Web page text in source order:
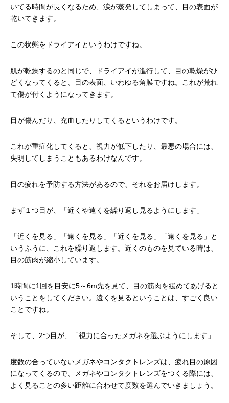
いてる時間が長くなるため、涙が蒸発してしまって、目の表面が
乾いてきます。
この状態をドライアイというわけですね。
肌が乾燥するのと同じで、ドライアイが進行して、目の乾燥がひ
どくなってくると、目の表面、いわゆる角膜ですね。これが荒れ
て傷が付くようになってきます。
目が傷んだり、充血したりしてくるというわけです。
これが重症化してくると、視力が低下したり、最悪の場合には、
失明してしまうこともあるわけなんです。
目の疲れを予防する方法があるので、それをお届けします。
まず１つ目が、「近くや遠くを繰り返し見るようにします」
「近くを見る」「遠くを見る」「近くを見る」「遠くを見る」と
いうふうに、これを繰り返します。近くのものを見ている時は、
目の筋肉が縮小しています。
1時間に1回を目安に5～6m先を見て、目の筋肉を緩めてあげると
いうことをしてください。遠くを見るということは、すごく良い
ことですね。
そして、2つ目が、「視力に合ったメガネを選ぶようにします」
度数の合っていないメガネやコンタクトレンズは、疲れ目の原因
になってくるので、メガネやコンタクトレンズをつくる際には、
よく見ることの多い距離に合わせて度数を選んでいきましょう。